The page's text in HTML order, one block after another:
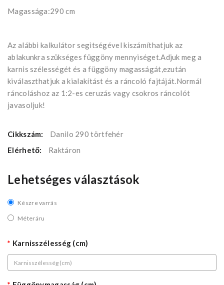
Magassága:290 cm
Az alábbi kalkulátor segìtségével kiszámíthatjuk az
ablakunkra szükséges függöny mennyiséget.Adjuk meg a
karnis szélességét és a függöny magasságát,ezután
kiválaszthatjuk a kialakítást és a ráncoló fajtáját.Normál
ráncoláshoz az 1:2-es ceruzás vagy csokros ráncolót
javasoljuk!
Cikkszám:
Danilo 290 törtfehér
Elérhető:
Raktáron
Lehetséges választások
Készre varrás
Méteráru
Karnisszélesség (cm)